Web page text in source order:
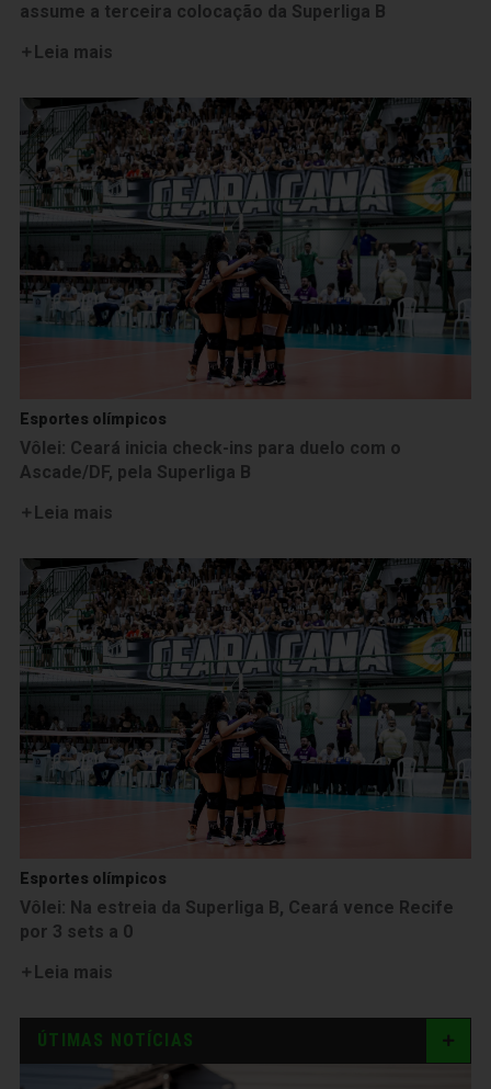
assume a terceira colocação da Superliga B
Leia mais
Esportes olímpicos
Vôlei: Ceará inicia check-ins para duelo com o
Ascade/DF, pela Superliga B
Leia mais
Esportes olímpicos
Vôlei: Na estreia da Superliga B, Ceará vence Recife
por 3 sets a 0
Leia mais
ÚTIMAS NOTÍCIAS